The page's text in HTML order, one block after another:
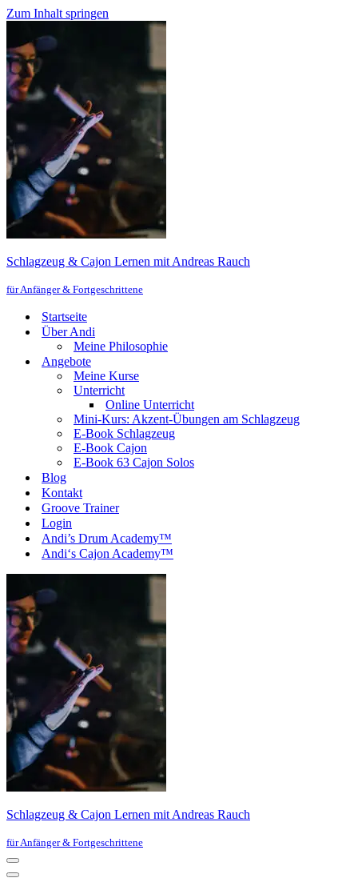
Zum Inhalt springen
Schlagzeug & Cajon Lernen mit Andreas Rauch
für Anfänger & Fortgeschrittene
Startseite
Über Andi
Meine Philosophie
Angebote
Meine Kurse
Unterricht
Online Unterricht
Mini-Kurs: Akzent-Übungen am Schlagzeug
E-Book Schlagzeug
E-Book Cajon
E-Book 63 Cajon Solos
Blog
Kontakt
Groove Trainer
Login
Andi’s Drum Academy™
Andi‘s Cajon Academy™
Schlagzeug & Cajon Lernen mit Andreas Rauch
für Anfänger & Fortgeschrittene
Navigationsmenü
Navigationsmenü